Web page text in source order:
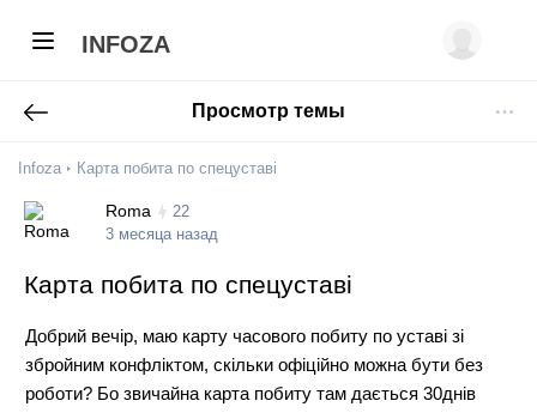
INFOZA
Просмотр темы
Infoza Карта побита по спецуставі
Roma
22
3 месяца назад
Карта побита по спецуставі
Добрий вечір, маю карту часового побиту по уставі зі
збройним конфліктом, скільки офіційно можна бути без
роботи? Бо звичайна карта побиту там дається 30днів